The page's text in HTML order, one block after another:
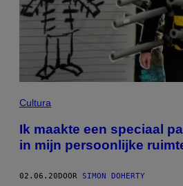
Cultura
Ik maakte een speciaal
in mijn persoonlijke
02.06.20DOOR SIMON DOHERTY